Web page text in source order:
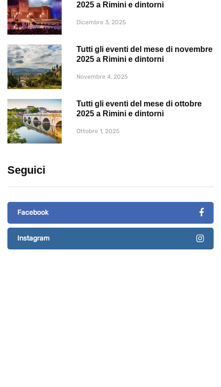
2025 a Rimini e dintorni
Dicembre 3, 2025
Tutti gli eventi del mese di novembre
2025 a Rimini e dintorni
Novembre 4, 2025
Tutti gli eventi del mese di ottobre
2025 a Rimini e dintorni
Ottobre 1, 2025
Seguici
Facebook
Instagram